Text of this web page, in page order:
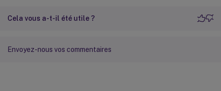
Cela vous a-t-il été utile ?
Envoyez-nous vos commentaires